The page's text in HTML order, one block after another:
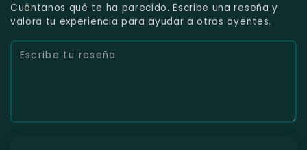
Cuéntanos qué te ha parecido. Escribe una reseña y
valora tu experiencia para ayudar a otros oyentes.